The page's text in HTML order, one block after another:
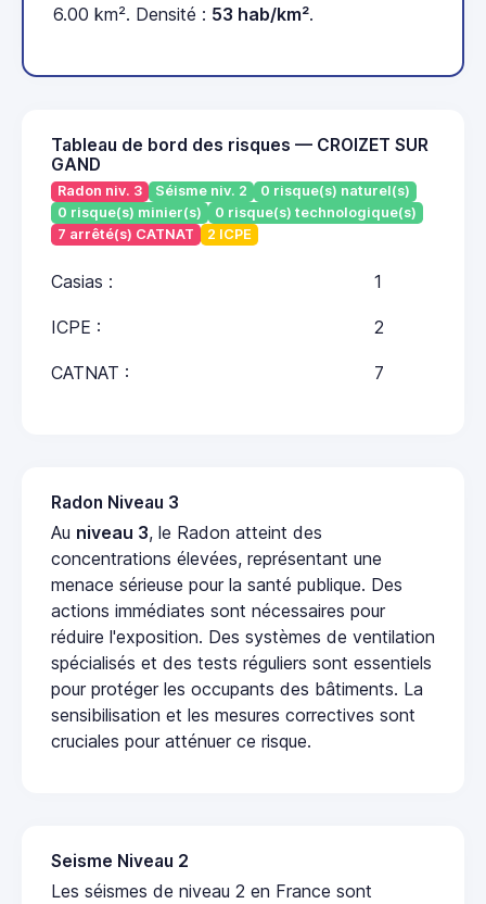
6.00 km². Densité : 53 hab/km².
Tableau de bord des risques — CROIZET SUR
GAND
Radon niv. 3 Séisme niv. 2
0 risque(s) naturel(s)
0 risque(s) minier(s)
0 risque(s) technologique(s)
7 arrêté(s) CATNAT
2 ICPE
Casias : 1
ICPE : 2
CATNAT : 7
Radon Niveau 3
Au niveau 3, le Radon atteint des
concentrations élevées, représentant une
menace sérieuse pour la santé publique. Des
actions immédiates sont nécessaires pour
réduire l'exposition. Des systèmes de ventilation
spécialisés et des tests réguliers sont essentiels
pour protéger les occupants des bâtiments. La
sensibilisation et les mesures correctives sont
cruciales pour atténuer ce risque.
Seisme Niveau 2
Les séismes de niveau 2 en France sont